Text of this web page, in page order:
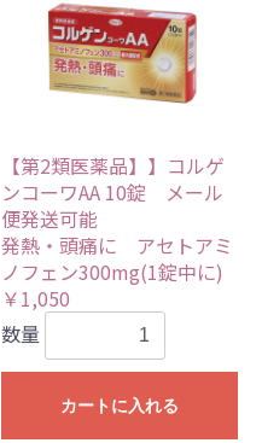
【第2類医薬品】】コルゲ
ンコーワAA 10錠 メール
便発送可能
発熱・頭痛に アセトアミ
ノフェン300mg(1錠中に)
￥1,050
数量
カートに入れる